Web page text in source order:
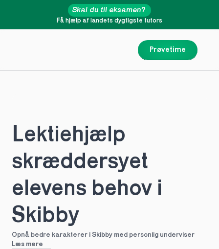
Prøvetime
Få hjælp af landets dygtigste tutors
Skal du til eksamen?
Lektiehjælp
skræddersyet
elevens behov i
Skibby
Opnå bedre karakterer i Skibby med personlig underviser
Læs mere